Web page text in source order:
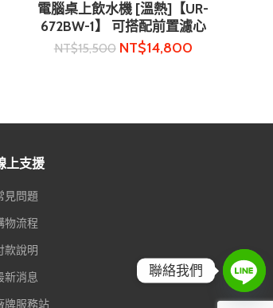
電腦桌上飲水機 [溫熱]【UR-
672BW-1】 可搭配前置濾心
NT$15,500 NT$14,800
上支援
見問題
物流程
款說明
新消息
牌服務站
聯絡我們